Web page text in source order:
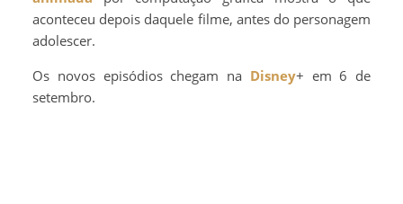
aconteceu depois daquele filme, antes do personagem
adolescer.
Os novos episódios chegam na Disney+ em 6 de
setembro.